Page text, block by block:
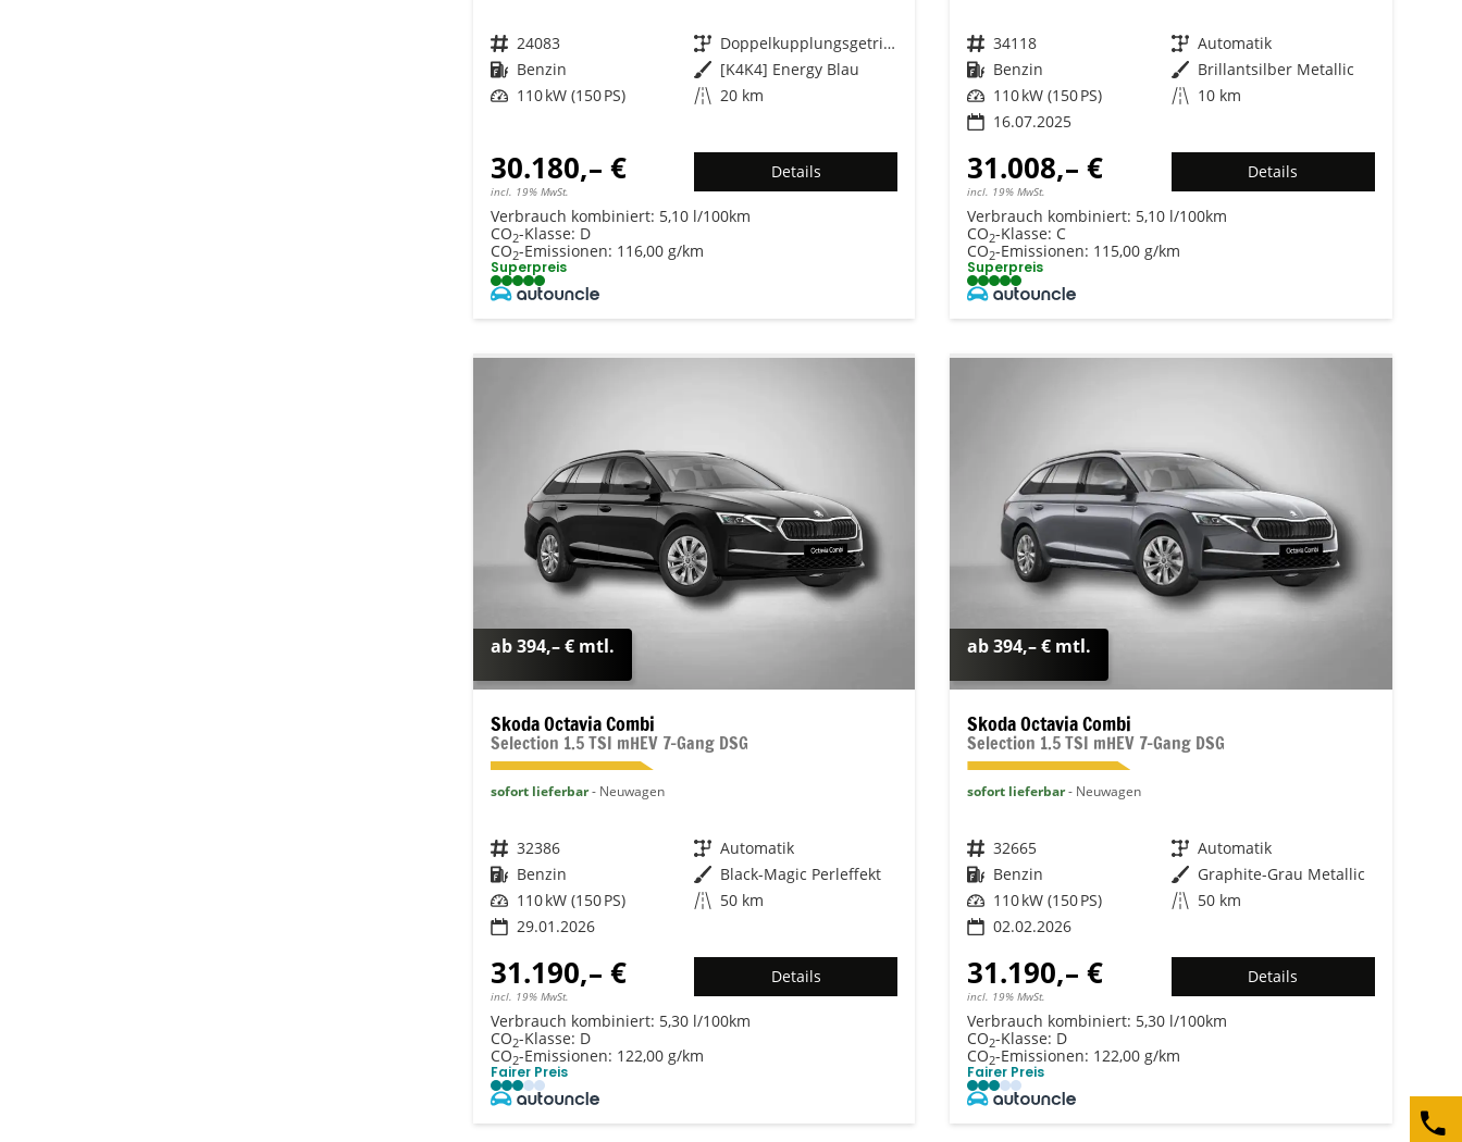
Fahrzeugnr. 24083 Getriebe
Doppelkupplungsgetriebe (DSG)
Kraftstoff Benzin Außenfarbe [K4K4] Energy Blau
Leistung 110 kW (150 PS) Kilometerstand 20 km
30.180,– €
incl. 19% MwSt.
Details
Verbrauch kombiniert: 5,10 l/100km
CO2-Klasse: D
CO2-Emissionen: 116,00 g/km
Superpreis
Fahrzeugnr. 34118 Getriebe Automatik
Kraftstoff Benzin Außenfarbe Brillantsilber Metallic
Leistung 110 kW (150 PS) Kilometerstand 10 km
16.07.2025
31.008,– €
incl. 19% MwSt.
Details
Verbrauch kombiniert: 5,10 l/100km
CO2-Klasse: C
CO2-Emissionen: 115,00 g/km
Superpreis
ab 394,– € mtl.
Skoda Octavia Combi
Selection 1.5 TSI mHEV 7-Gang DSG
sofort lieferbar Neuwagen
Fahrzeugnr. 32386 Getriebe Automatik
Kraftstoff Benzin Außenfarbe Black-Magic Perleffekt
Leistung 110 kW (150 PS) Kilometerstand 50 km
29.01.2026
31.190,– €
incl. 19% MwSt.
Details
Verbrauch kombiniert: 5,30 l/100km
CO2-Klasse: D
CO2-Emissionen: 122,00 g/km
Fairer Preis
ab 394,– € mtl.
Skoda Octavia Combi
Selection 1.5 TSI mHEV 7-Gang DSG
sofort lieferbar Neuwagen
Fahrzeugnr. 32665 Getriebe Automatik
Kraftstoff Benzin Außenfarbe Graphite-Grau Metallic
Leistung 110 kW (150 PS) Kilometerstand 50 km
02.02.2026
31.190,– €
incl. 19% MwSt.
Details
Verbrauch kombiniert: 5,30 l/100km
CO2-Klasse: D
CO2-Emissionen: 122,00 g/km
Fairer Preis